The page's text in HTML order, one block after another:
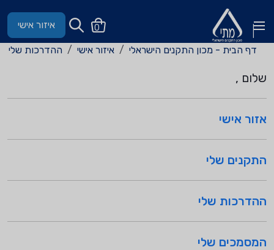
0 איזור אישי
דף הבית - מכון התקנים הישראלי איזור אישי ההדרכות שלי
שלום ,
אזור אישי
התקנים שלי
ההדרכות שלי
המסמכים שלי